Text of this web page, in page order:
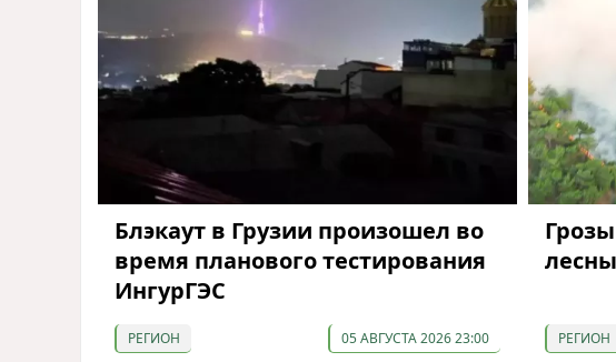
Блэкаут в Грузии произошел во
время планового тестирования
ИнгурГЭС
РЕГИОН 05 АВГУСТА 2026 23:00 РЕГИОН